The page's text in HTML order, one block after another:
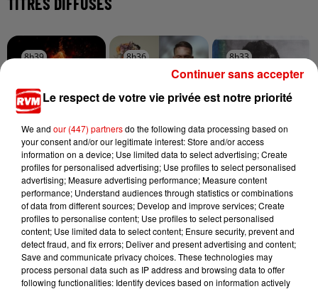
8h39
8h39
MILEY CYRUS
Dream As One
8h36
8h36
KEEN' V
Soleil Dans Ma Tete
8h33
8h33
TEDDY SWIMS
Mr Know It All
Le respect de votre vie privée est notre priorité
We and our (447) partnersdo the following data processing based on
your consent and/or our legitimate interest: Store and/or access
information on a device; Use limited data to select advertising; Create
profiles for personalised advertising; Use profiles to select personalised
advertising; Measure advertising performance; Measure content
performance; Understand audiences through statistics or combinations
of data from different sources; Develop and improve services; Create
profiles to personalise content; Use profiles to select personalised
content; Use limited data to select content; Ensure security, prevent and
detect fraud, and fix errors; Deliver and present advertising and content;
Save and communicate privacy choices. These technologies may
process personal data such as IP address and browsing data to offer
following functionalities: Identify devices based on information actively
Continuer sans accepter